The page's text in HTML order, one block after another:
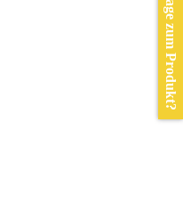
Frage zum Produkt?